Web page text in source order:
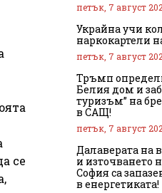
се
петък, 7 август
Украйна учи
наркокартели
петък, 7 август
Тръмп
Белия дом и
туризъм” на
в САЩ!
петък, 7 август
Далаверата на
и източването
София са
в енергетиката!